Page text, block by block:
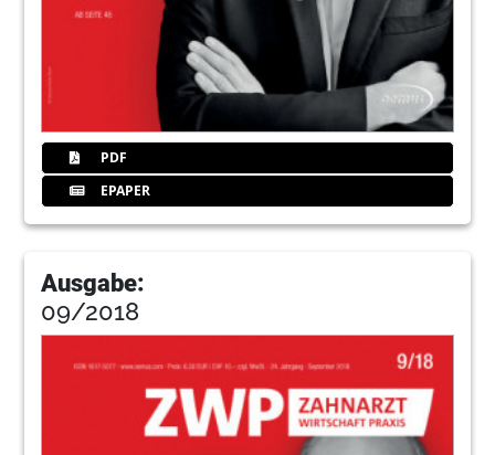
PDF
EPAPER
Ausgabe:
09/2018